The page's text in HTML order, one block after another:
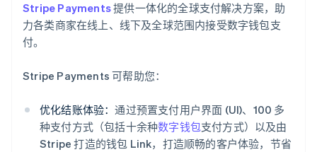
Stripe Payments提供一体化的全球支付解决方案，助
力各类商家在线上、线下及全球范围内接受数字钱包支
付。
Stripe Payments 可帮助您：
优化结账体验：通过预置支付用户界面 (UI)、100 多
种支付方式（包括十余种数字钱包支付方式）以及由
Stripe 打造的钱包 Link，打造顺畅的客户体验，节省